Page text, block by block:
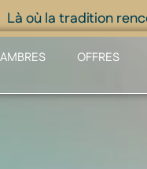
Là où la tradition
OFFRES